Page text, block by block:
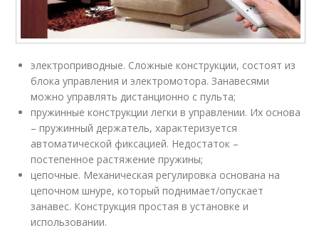
электроприводные. Сложные конструкции, состоят из
блока управления и электромотора. Занавесями
можно управлять дистанционно с пульта;
пружинные конструкции легки в управлении. Их основа
– пружинный держатель, характеризуется
автоматической фиксацией. Недостаток –
постепенное растяжение пружины;
цепочные. Механическая регулировка основана на
цепочном шнуре, который поднимает/опускает
занавес. Конструкция простая в установке и
использовании.